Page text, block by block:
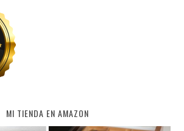
MI TIENDA EN AMAZON